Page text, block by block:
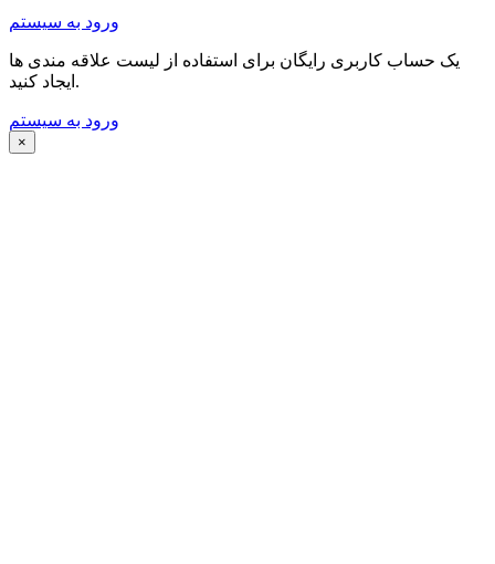
ورود به سیستم
یک حساب کاربری رایگان برای استفاده از لیست علاقه مندی ها
ایجاد کنید.
ورود به سیستم
×